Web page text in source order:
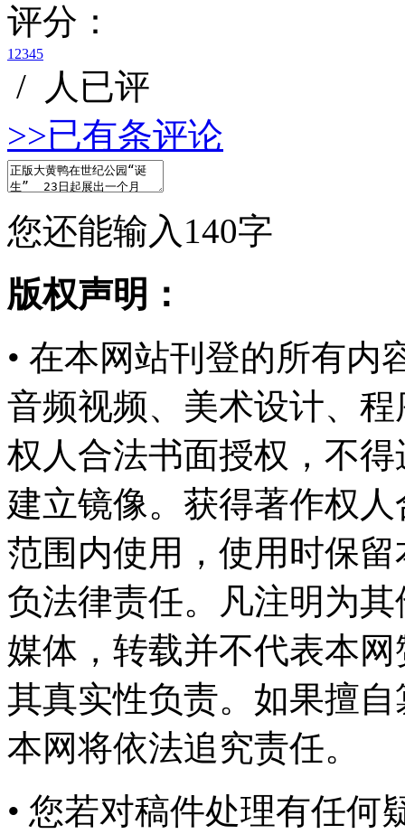
评分：
12345
/
人已评
>>已有条评论
您还能输入 140字
版权声明：
• 在本网站刊登的所有内
音频视频、美术设计、
权人合法书面授权，不
建立镜像。获得著作权
范围内使用，使用时保
负法律责任。凡注明为
媒体，转载并不代表本
其真实性负责。如果擅
本网将依法追究责任。
• 您若对稿件处理有任何